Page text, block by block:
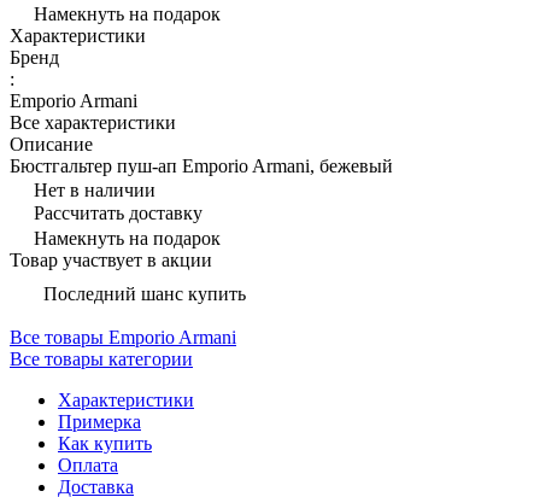
Намекнуть на подарок
Характеристики
Бренд
:
Emporio Armani
Все характеристики
Описание
Бюстгальтер пуш-ап Emporio Armani, бежевый
Нет в наличии
Рассчитать доставку
Намекнуть на подарок
Товар участвует в акции
Последний шанс купить
Все товары Emporio Armani
Все товары категории
Характеристики
Примерка
Как купить
Оплата
Доставка